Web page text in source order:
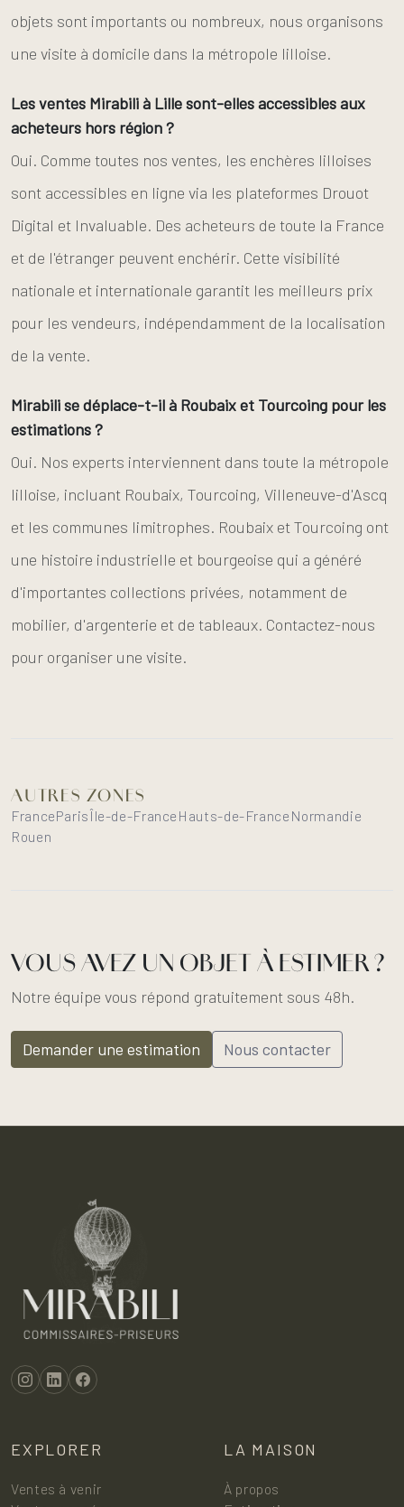
objets sont importants ou nombreux, nous organisons
une visite à domicile dans la métropole lilloise.
Les ventes Mirabili à Lille sont-elles accessibles aux
acheteurs hors région ?
Oui. Comme toutes nos ventes, les enchères lilloises
sont accessibles en ligne via les plateformes Drouot
Digital et Invaluable. Des acheteurs de toute la France
et de l'étranger peuvent enchérir. Cette visibilité
nationale et internationale garantit les meilleurs prix
pour les vendeurs, indépendamment de la localisation
de la vente.
Mirabili se déplace-t-il à Roubaix et Tourcoing pour les
estimations ?
Oui. Nos experts interviennent dans toute la métropole
lilloise, incluant Roubaix, Tourcoing, Villeneuve-d'Ascq
et les communes limitrophes. Roubaix et Tourcoing ont
une histoire industrielle et bourgeoise qui a généré
d'importantes collections privées, notamment de
mobilier, d'argenterie et de tableaux. Contactez-nous
pour organiser une visite.
AUTRES ZONES
FranceParisÎle-de-France Hauts-de-France Normandie
Rouen
VOUS AVEZ UN OBJET À ESTIMER ?
Notre équipe vous répond gratuitement sous 48h.
Demander une estimation Nous contacter
EXPLORER
Ventes à venir
LA MAISON
À propos